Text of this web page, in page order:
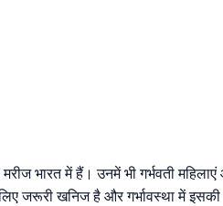
मरीज भारत में हैं। उनमें भी गर्भवती
जरूरी खनिज है और गर्भावस्था में इसकी